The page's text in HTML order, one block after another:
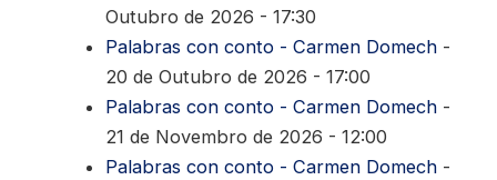
Outubro de 2026 - 17:30
Palabras con conto - Carmen Domech-
20 de Outubro de 2026 - 17:00
Palabras con conto - Carmen Domech-
21 de Novembro de 2026 - 12:00
Palabras con conto - Carmen Domech-